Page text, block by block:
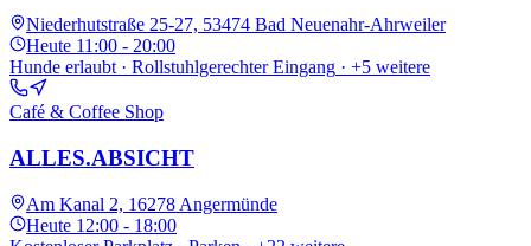
Niederhutstraße 25-27, 53474 Bad Neuenahr-Ahrweiler
Heute 11:00 - 20:00
Hunde erlaubt · Rollstuhlgerechter Eingang · +5 weitere
Café & Coffee Shop
ALLES.ABSICHT
Am Kanal 2, 16278 Angermünde
Heute 12:00 - 18:00